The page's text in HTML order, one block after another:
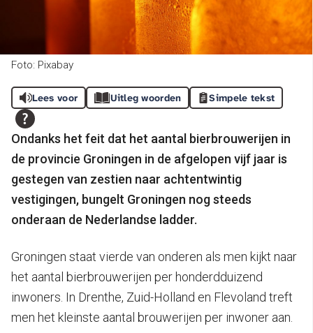
Foto: Pixabay
Lees voor Uitleg woorden Simpele tekst
Ondanks het feit dat het aantal bierbrouwerijen in
de provincie Groningen in de afgelopen vijf jaar is
gestegen van zestien naar achtentwintig
vestigingen, bungelt Groningen nog steeds
onderaan de Nederlandse ladder.
Groningen staat vierde van onderen als men kijkt naar
het aantal bierbrouwerijen per honderdduizend
inwoners. In Drenthe, Zuid-Holland en Flevoland treft
men het kleinste aantal brouwerijen per inwoner aan.